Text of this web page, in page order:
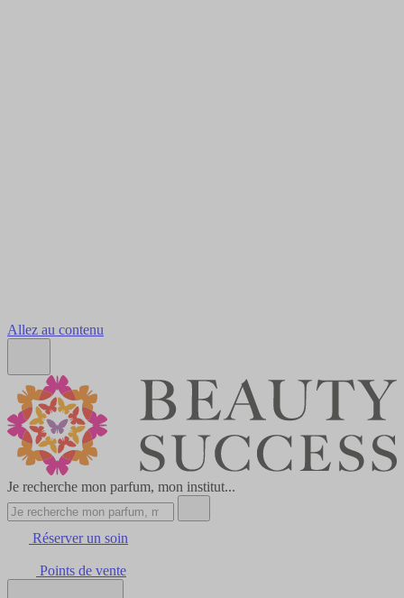
Allez au contenu
Je recherche mon parfum, mon institut...
Réserver un soin
Points de vente